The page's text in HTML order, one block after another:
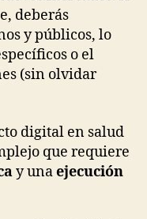
deberás
y públicos, lo
o el
(sin olvidar
digital en salud
que requiere
y unaejecución